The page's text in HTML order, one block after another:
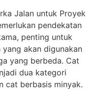
Jalan untuk Proyek
pendekatan
penting untuk
akan digunakan
yang berbeda. Cat
dua kategori
cat berbasis minyak.